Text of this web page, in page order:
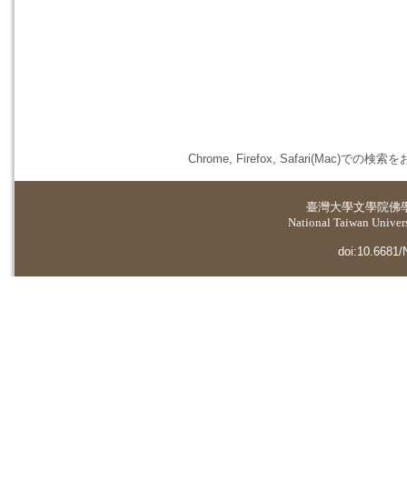
Chrome, Firefox, Safari(Mac)での検索を
臺灣大學文學院佛
National Taiwan
doi:10.6681/